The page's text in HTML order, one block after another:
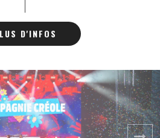
24/07/2025
- Festival LA FAV
DÉRAILLE (Alsace)
000 festivaliers
D'INFOS